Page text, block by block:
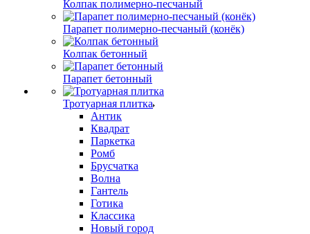
Колпак полимерно-песчаный
Парапет полимерно-песчаный (конёк)
Колпак бетонный
Парапет бетонный
Тротуарная плитка
Антик
Квадрат
Паркетка
Ромб
Брусчатка
Волна
Гантель
Готика
Классика
Новый город